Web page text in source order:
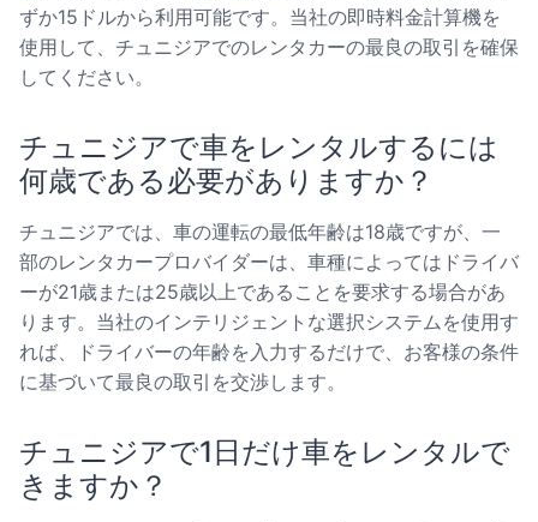
ずか15ドルから利用可能です。当社の即時料金計算機を
使用して、チュニジアでのレンタカーの最良の取引を確保
してください。
チュニジアで車をレンタルするには
何歳である必要がありますか？
チュニジアでは、車の運転の最低年齢は18歳ですが、一
部のレンタカープロバイダーは、車種によってはドライバ
ーが21歳または25歳以上であることを要求する場合があ
ります。当社のインテリジェントな選択システムを使用す
れば、ドライバーの年齢を入力するだけで、お客様の条件
に基づいて最良の取引を交渉します。
チュニジアで1日だけ車をレンタルで
きますか？